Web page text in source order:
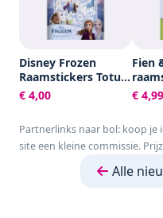
Disney Frozen
Raamstickers Totum
verplaatsbare
stickers - junior
vanaf 3 jaar - raam
versiering voor
€ 4,00
Fien
€ 4,99
Partnerlinks naar bol: koop je
site een kleine commissie.
Alle